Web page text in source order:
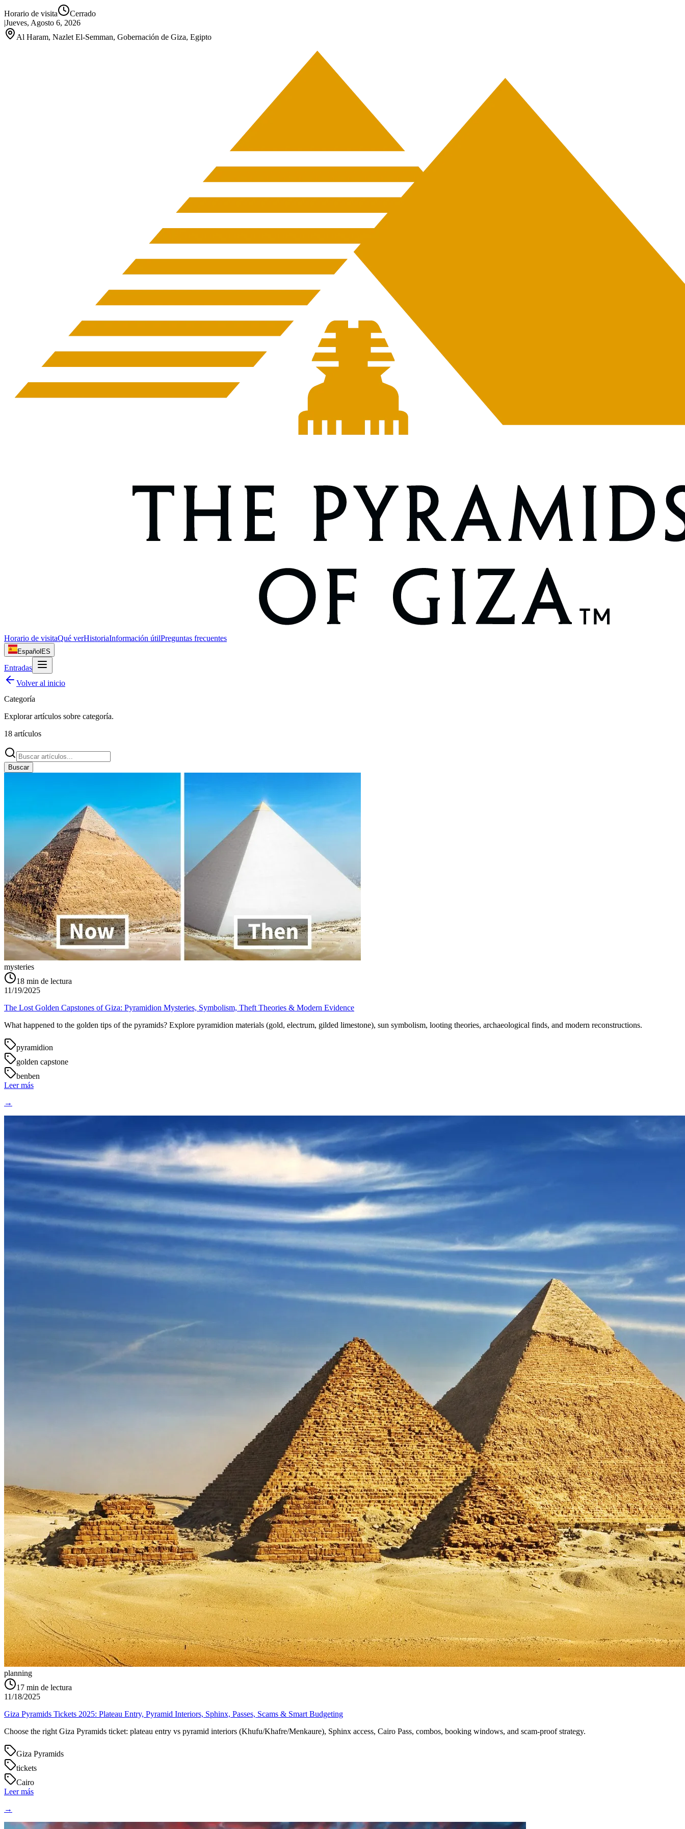
Horario de visita
Cerrado
|Jueves, Agosto 6, 2026
Al Haram, Nazlet El-Semman, Gobernación de Giza, Egipto
Horario de visitaQué verHistoriaInformación útilPreguntas frecuentes
Español ES
Entradas
Volver al inicio
Categoría
Explorar artículos sobre categoría.
18 artículos
Buscar
mysteries
18 min de lectura
11/19/2025
The Lost Golden Capstones of Giza: Pyramidion Mysteries, Symbolism, Theft Theories & Modern Evidence
What happened to the golden tips of the pyramids? Explore pyramidion materials (gold, electrum, gilded limestone), sun symbolism, looting theories, archaeological finds, and modern reconstructions.
pyramidion
golden capstone
benben
Leer más
→
planning
17 min de lectura
11/18/2025
Giza Pyramids Tickets 2025: Plateau Entry, Pyramid Interiors, Sphinx, Passes, Scams & Smart Budgeting
Choose the right Giza Pyramids ticket: plateau entry vs pyramid interiors (Khufu/Khafre/Menkaure), Sphinx access, Cairo Pass, combos, booking windows, and scam-proof strategy.
Giza Pyramids
tickets
Cairo
Leer más
→